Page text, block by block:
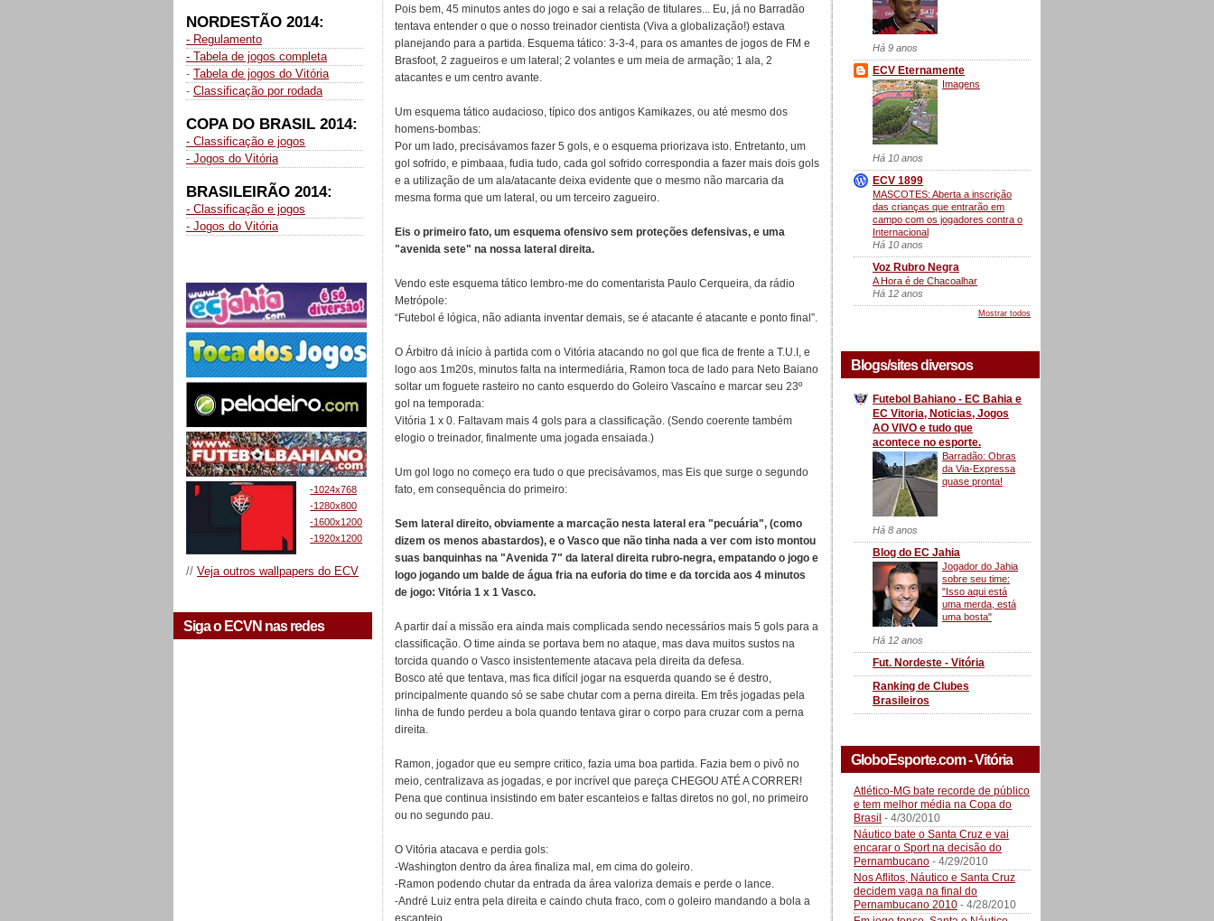
NORDESTÃO 2014:
- Regulamento
- Tabela de jogos completa
- Tabela de jogos do Vitória
- Classificação por rodada
COPA DO BRASIL 2014:
- Classificação e jogos
- Jogos do Vitória
BRASILEIRÃO 2014:
- Classificação e jogos
- Jogos do Vitória
-1024x768
-1280x800
-1600x1200
-1920x1200
// Veja outros wallpapers do ECV
Siga o ECVN nas redes
Pois bem, 45 minutos antes do jogo e sai a relação de titulares... Eu, já no Barradão
tentava entender o que o nosso treinador cientista (Viva a globalização!) estava
planejando para a partida. Esquema tático: 3-3-4, para os amantes de jogos de FM e
Brasfoot, 2 zagueiros e um lateral; 2 volantes e um meia de armação; 1 ala, 2
atacantes e um centro avante.
Um esquema tático audacioso, típico dos antigos Kamikazes, ou até mesmo dos
homens-bombas:
Por um lado, precisávamos fazer 5 gols, e o esquema priorizava isto. Entretanto, um
gol sofrido, e pimbaaa, fudia tudo, cada gol sofrido correspondia a fazer mais dois gols
e a utilização de um ala/atacante deixa evidente que o mesmo não marcaria da
mesma forma que um lateral, ou um terceiro zagueiro.
Eis o primeiro fato, um esquema ofensivo sem proteções defensivas, e uma
"avenida sete" na nossa lateral direita.
Vendo este esquema tático lembro-me do comentarista Paulo Cerqueira, da rádio
Metrópole:
“Futebol é lógica, não adianta inventar demais, se é atacante é atacante e ponto final”.
O Árbitro dá início à partida com o Vitória atacando no gol que fica de frente a T.U.I, e
logo aos 1m20s, minutos falta na intermediária, Ramon toca de lado para Neto Baiano
soltar um foguete rasteiro no canto esquerdo do Goleiro Vascaíno e marcar seu 23º
gol na temporada:
Vitória 1 x 0. Faltavam mais 4 gols para a classificação. (Sendo coerente também
elogio o treinador, finalmente uma jogada ensaiada.)
Um gol logo no começo era tudo o que precisávamos, mas Eis que surge o segundo
fato, em consequência do primeiro:
Sem lateral direito, obviamente a marcação nesta lateral era "pecuária", (como
dizem os menos abastardos), e o Vasco que não tinha nada a ver com isto montou
suas banquinhas na "Avenida 7" da lateral direita rubro-negra, empatando o jogo e
logo jogando um balde de água fria na euforia do time e da torcida aos 4 minutos
de jogo: Vitória 1 x 1 Vasco.
A partir daí a missão era ainda mais complicada sendo necessários mais 5 gols para a
classificação. O time ainda se portava bem no ataque, mas dava muitos sustos na
torcida quando o Vasco insistentemente atacava pela direita da defesa.
Bosco até que tentava, mas fica difícil jogar na esquerda quando se é destro,
principalmente quando só se sabe chutar com a perna direita. Em três jogadas pela
linha de fundo perdeu a bola quando tentava girar o corpo para cruzar com a perna
direita.
Ramon, jogador que eu sempre critico, fazia uma boa partida. Fazia bem o pivô no
meio, centralizava as jogadas, e por incrível que pareça CHEGOU ATÉ A CORRER!
Pena que continua insistindo em bater escanteios e faltas diretos no gol, no primeiro
ou no segundo pau.
O Vitória atacava e perdia gols:
-Washington dentro da área finaliza mal, em cima do goleiro.
-Ramon podendo chutar da entrada da área valoriza demais e perde o lance.
-André Luiz entra pela direita e caindo chuta fraco, com o goleiro mandando a bola a
Há 9 anos
ECV Eternamente
Imagens
Há 10 anos
ECV 1899
MASCOTES: Aberta a inscrição
das crianças que entrarão em
campo com os jogadores contra o
Internacional
Há 10 anos
Voz Rubro Negra
A Hora é de Chacoalhar
Há 12 anos
Mostrar todos
Blogs/sites diversos
Futebol Bahiano - EC Bahia e
EC Vitoria, Noticias, Jogos
AO VIVO e tudo que
acontece no esporte.
Barradão: Obras
da Via-Expressa
quase pronta!
Há 8 anos
Blog do EC Jahia
Jogador do Jahia
sobre seu time:
"Isso aqui está
uma merda, está
uma bosta"
Há 12 anos
Fut. Nordeste - Vitória
Ranking de Clubes
Brasileiros
GloboEsporte.com - Vitória
Atlético-MG bate recorde de público
e tem melhor média na Copa do
Brasil - 4/30/2010
Náutico bate o Santa Cruz e vai
encarar o Sport na decisão do
Pernambucano - 4/29/2010
Nos Aflitos, Náutico e Santa Cruz
decidem vaga na final do
Pernambucano 2010 - 4/28/2010